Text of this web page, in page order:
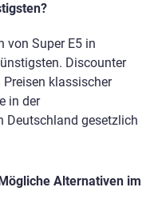
von Super E5 in
Discounter
Preisen klassischer
in der
Deutschland gesetzlich
Alternativen im